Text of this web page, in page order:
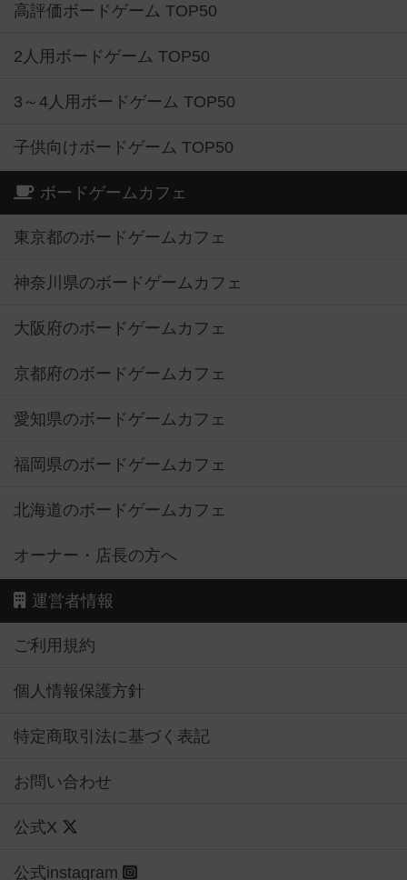
高評価ボードゲーム TOP50
2人用ボードゲーム TOP50
3～4人用ボードゲーム TOP50
子供向けボードゲーム TOP50
ボードゲームカフェ
東京都のボードゲームカフェ
神奈川県のボードゲームカフェ
大阪府のボードゲームカフェ
京都府のボードゲームカフェ
愛知県のボードゲームカフェ
福岡県のボードゲームカフェ
北海道のボードゲームカフェ
オーナー・店長の方へ
運営者情報
ご利用規約
個人情報保護方針
特定商取引法に基づく表記
お問い合わせ
公式X
公式instagram